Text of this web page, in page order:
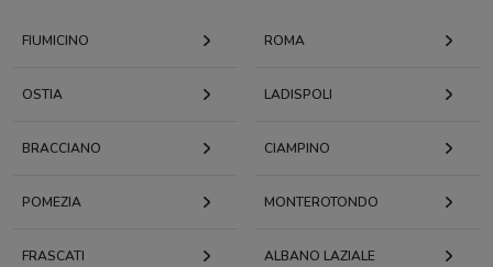
FIUMICINO ROMA
OSTIA LADISPOLI
BRACCIANO CIAMPINO
POMEZIA MONTEROTONDO
FRASCATI ALBANO LAZIALE